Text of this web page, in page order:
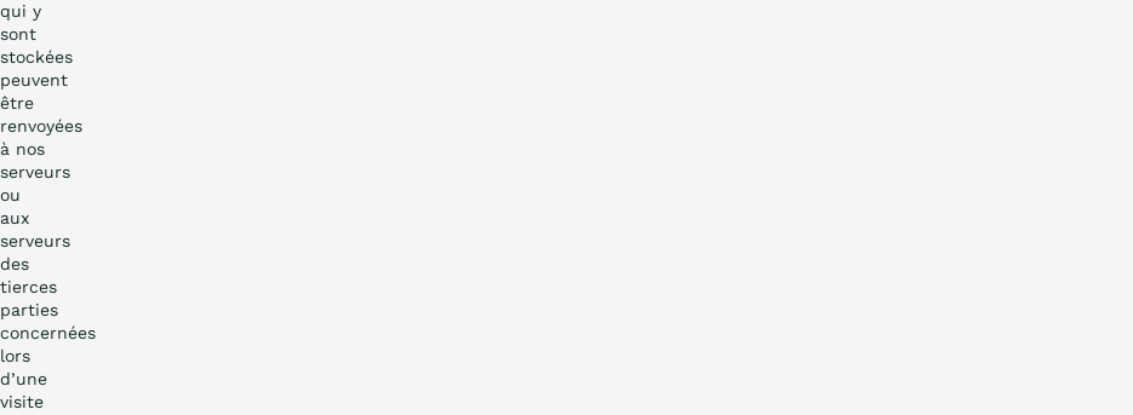
qui y
sont
stockées
peuvent
être
renvoyées
à nos
serveurs
ou
aux
serveurs
des
tierces
parties
concernées
lors
d’une
visite